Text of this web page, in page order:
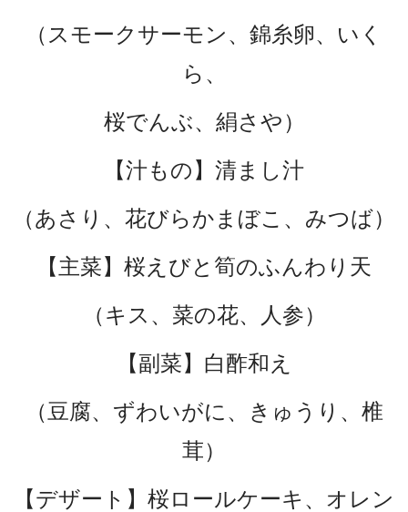
（スモークサーモン、錦糸卵、いく
ら、
桜でんぶ、絹さや）
【汁もの】清まし汁
（あさり、花びらかまぼこ、みつば）
【主菜】桜えびと筍のふんわり天
（キス、菜の花、人参）
【副菜】白酢和え
（豆腐、ずわいがに、きゅうり、椎
茸）
【デザート】桜ロールケーキ、オレン